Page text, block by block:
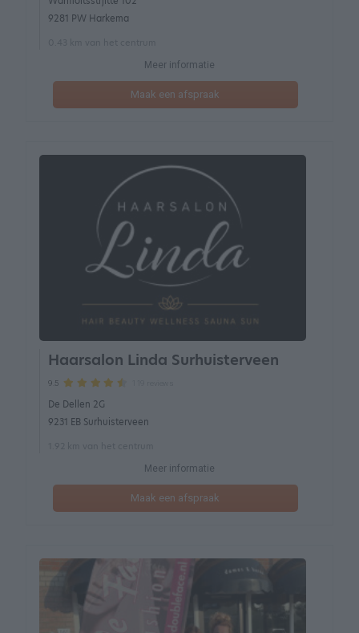
9281 PW Harkema
Meer informatie
Maak een afspraak
Haarsalon Linda Surhuisterveen
9.5
De Dellen 2G
9231 EB Surhuisterveen
Meer informatie
Maak een afspraak